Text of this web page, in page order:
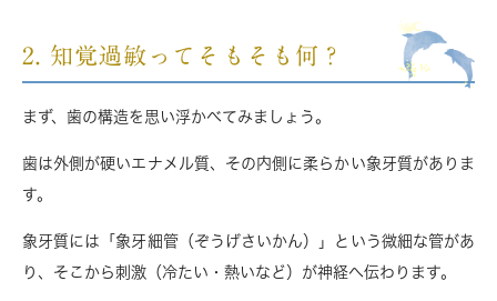
2. 知覚過敏ってそもそも何？
まず、歯の構造を思い浮かべてみましょう。
歯は外側が硬いエナメル質、その内側に柔らかい象牙質がありま
す。
象牙質には「象牙細管（ぞうげさいかん）」という微細な管があ
り、そこから刺激（冷たい・熱いなど）が神経へ伝わります。